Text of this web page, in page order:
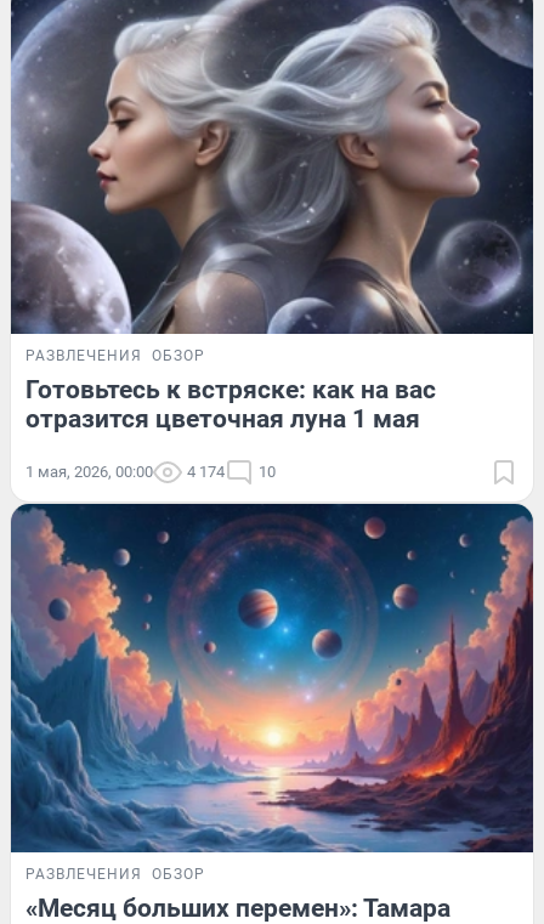
РАЗВЛЕЧЕНИЯ ОБЗОР
Готовьтесь к встряске: как на вас
отразится цветочная луна 1 мая
1 мая, 2026, 00:00 4 174 10
РАЗВЛЕЧЕНИЯ ОБЗОР
«Месяц больших перемен»: Тамара